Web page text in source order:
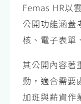
Femas HR以
公開功能涵蓋
核、電子表單
其公開內容著
動，適合需要
加班與薪資作